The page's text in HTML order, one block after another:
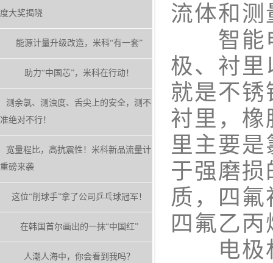
度大奖揭晓
能源计量升级改造，米科“有一套”
助力“中国芯”，米科在行动！
测余氯、测浊度、舌尖上的安全，测不
准绝对不行！
宽量程比，高抗震性！米科新品流量计
重磅来袭
这位“削球手”拿了公司乒乓球冠军！
在韩国首尔画出的一抹“中国红”
人潮人海中，你会看到我吗？
流体和测
智能电
极、衬里
就是不
衬里，橡
里主要
于强磨
质，四
四氟乙
电极材